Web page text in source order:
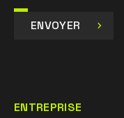
ENVOYER
ENTREPRISE